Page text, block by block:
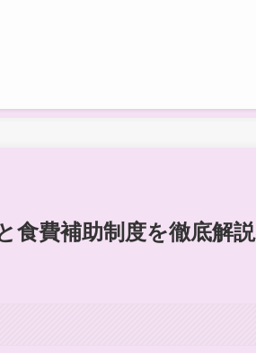
食費補助制度を徹底解説